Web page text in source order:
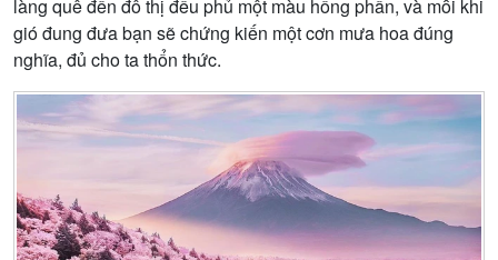
làng quê đến đô thị đều phủ một màu hồng phấn, và mỗi khi
gió đung đưa bạn sẽ chứng kiến một cơn mưa hoa đúng
nghĩa, đủ cho ta thổn thức.